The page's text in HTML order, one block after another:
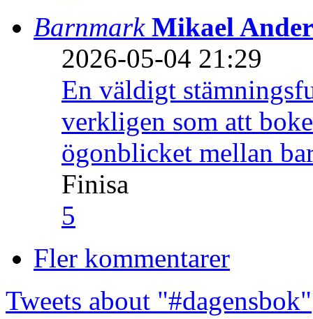
Barnmark Mikael
2026-05-04 21:29
En väldigt
verkligen som att
ögonblicket mellan
Finisa
5
Fler kommentarer
Tweets about "#dagensbok"